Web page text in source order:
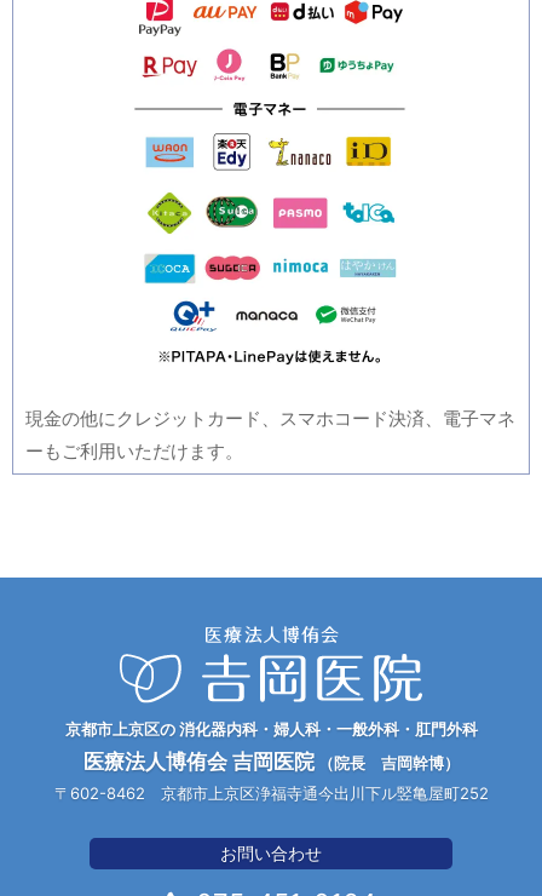
現金の他にクレジットカード、スマホコード決済、電子マネ
ーもご利用いただけます。
京都市上京区の 消化器内科・婦人科・一般外科・肛門外科
医療法人博侑会 吉岡医院（院長 吉岡幹博）
〒602-8462 京都市上京区浄福寺通今出川下ル竪亀屋町252
お問い合わせ